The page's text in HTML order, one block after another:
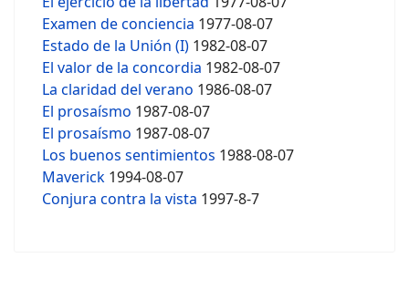
Examen de conciencia 1977-08-07
Estado de la Unión (I) 1982-08-07
El valor de la concordia 1982-08-07
La claridad del verano 1986-08-07
El prosaísmo 1987-08-07
El prosaísmo 1987-08-07
Los buenos sentimientos 1988-08-07
Maverick 1994-08-07
Conjura contra la vista 1997-8-7